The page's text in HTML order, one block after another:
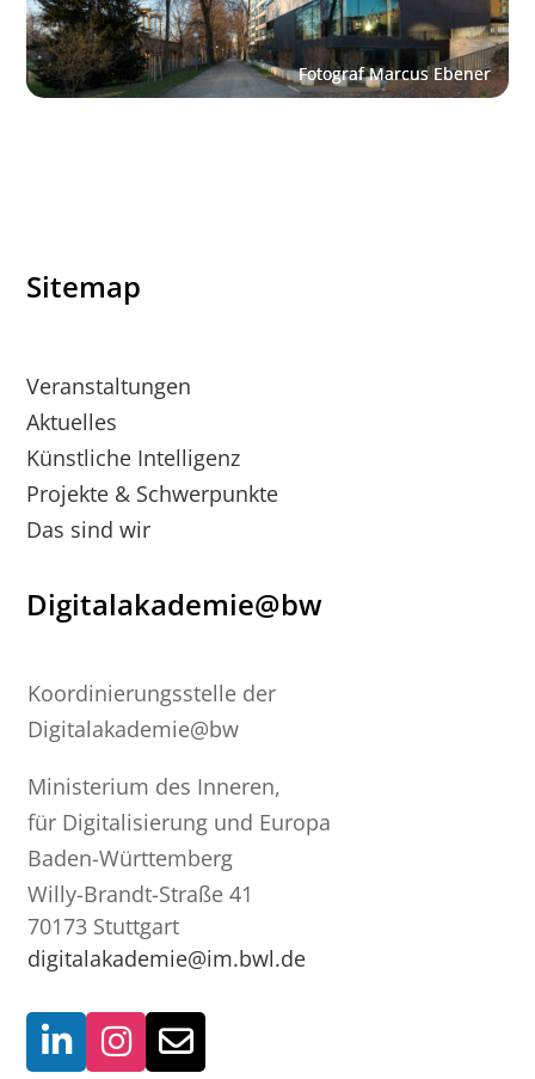
Sitemap
Veranstaltungen
Aktuelles
Künstliche Intelligenz
Projekte & Schwerpunkte
Das sind wir
Digitalakademie@bw
Koordinierungsstelle der
Digitalakademie@bw
Ministerium des Inneren,
für Digitalisierung und Europa
Baden-Württemberg
Willy-Brandt-Straße 41
70173 Stuttgart
digitalakademie@im.bwl.de